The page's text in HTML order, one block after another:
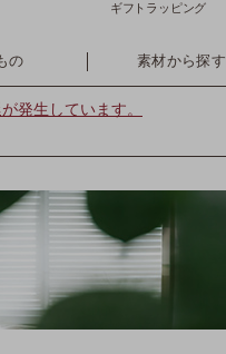
ギフトラッピング
の 素材から探す
発生しています。